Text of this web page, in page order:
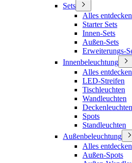
Sets
Alles entdecken
Starter Sets
Innen-Sets
Außen-Sets
Erweiterungs-
Innenbeleuchtung
Alles entdecken
LED-Streifen
Tischleuchten
Wandleuchten
Deckenleuchten
Spots
Standleuchten
Außenbeleuchtung
Alles entdecken
Außen-Spots